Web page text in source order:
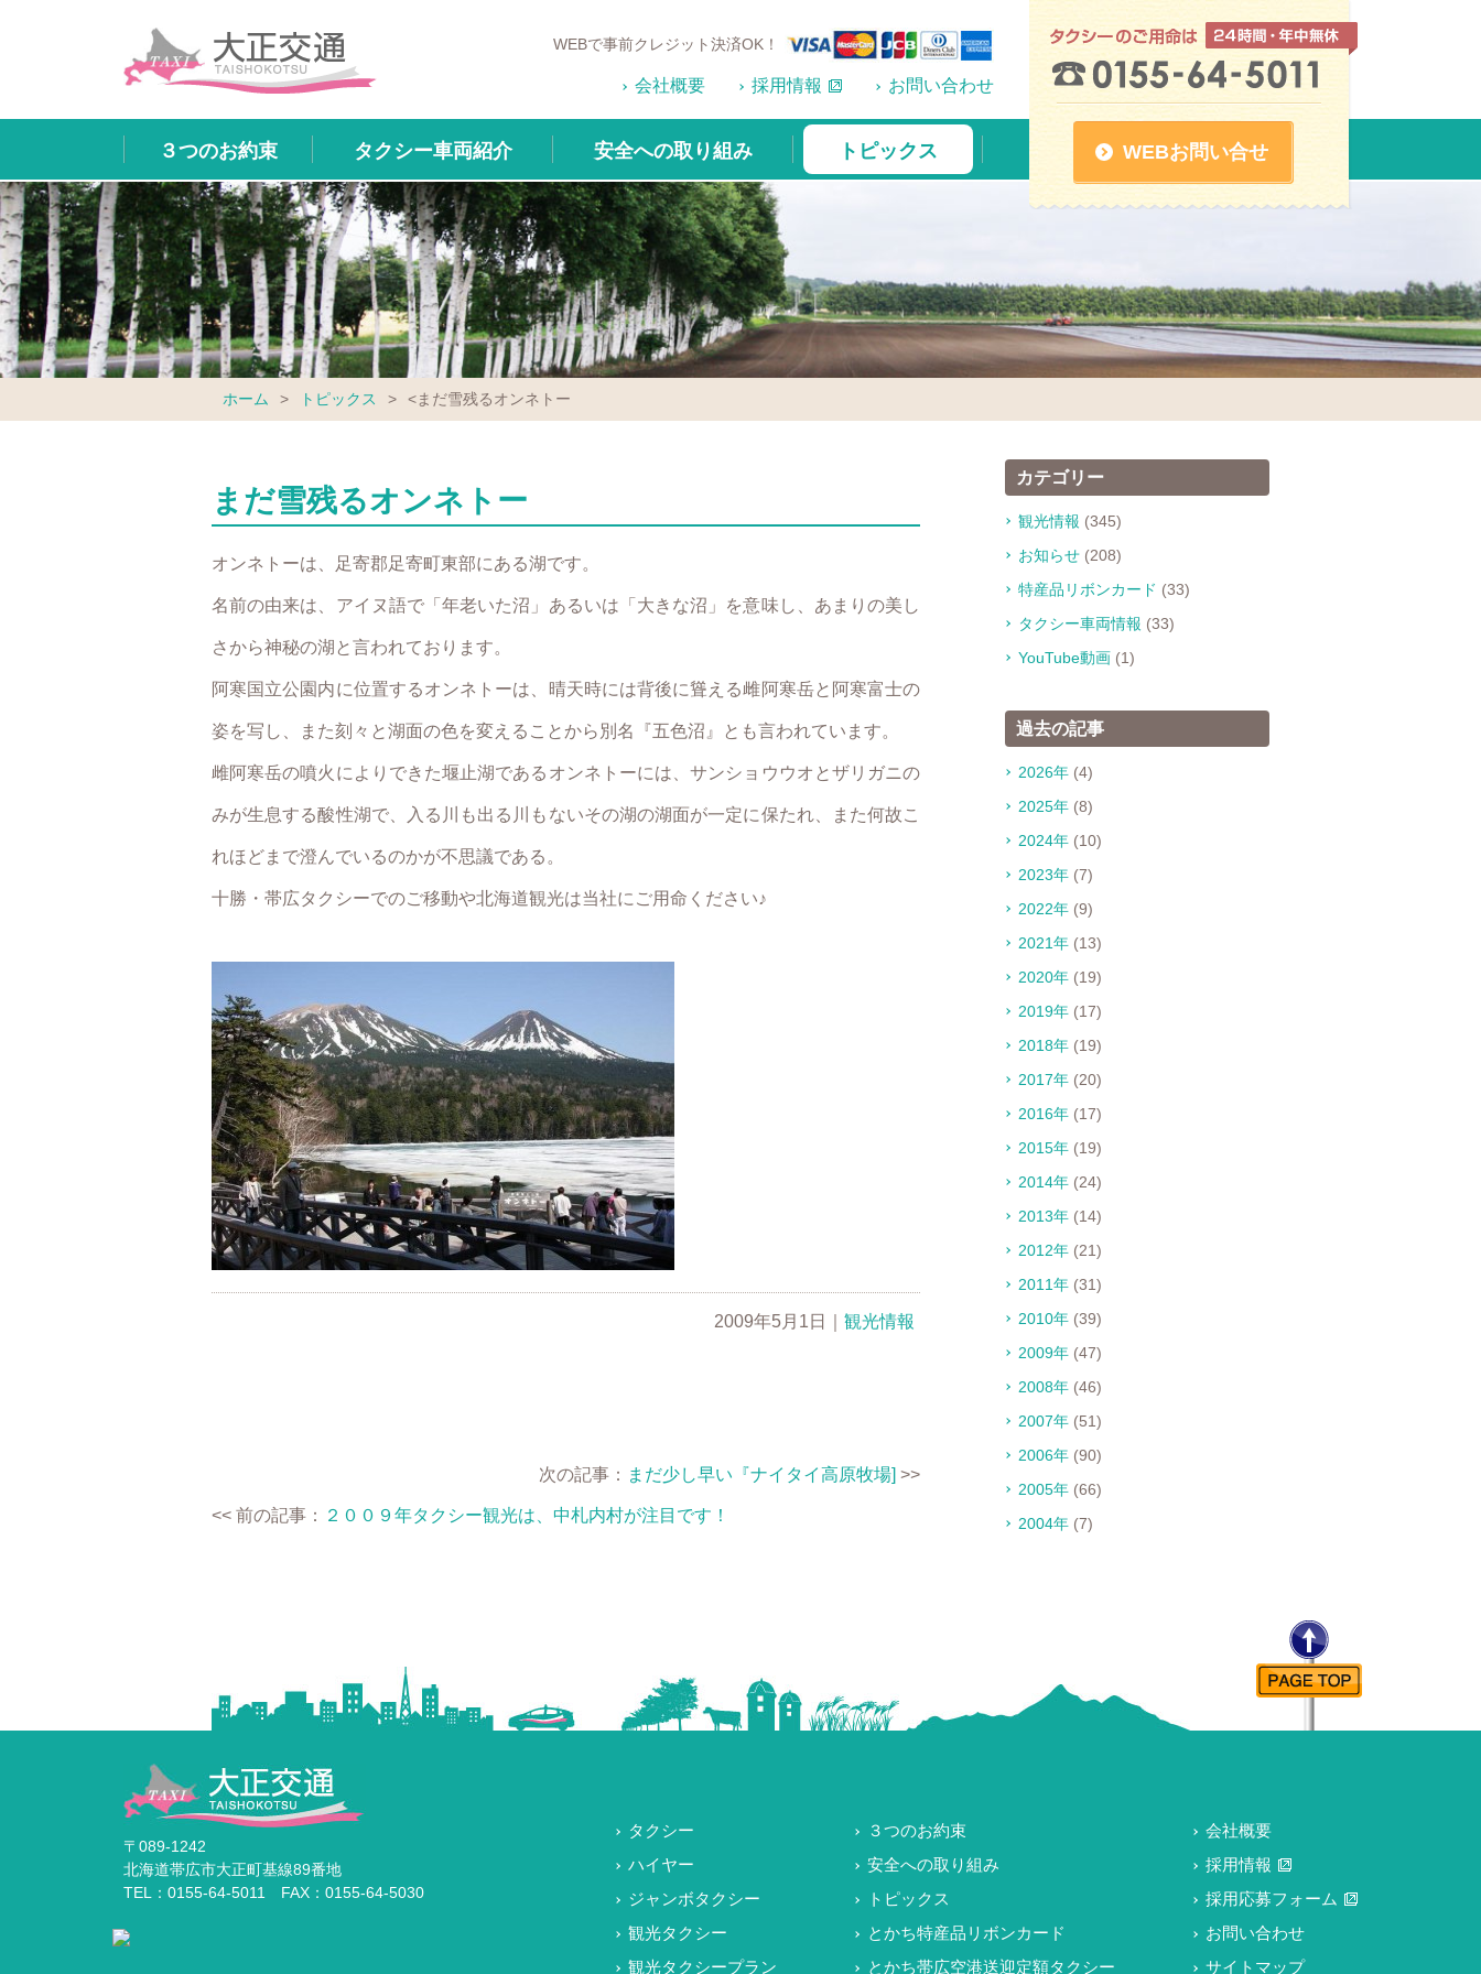
WEBお問い合せ
WEBで事前クレジット決済OK！
お問い合わせ
採用情報
会社概要
３つのお約束 タクシー車両紹介 安全への取り組み トピックス
ホーム > トピックス > <まだ雪残るオンネトー
まだ雪残るオンネトー
オンネトーは、足寄郡足寄町東部にある湖です。
名前の由来は、アイヌ語で「年老いた沼」あるいは「大きな沼」を意味し、あまりの美し
さから神秘の湖と言われております。
阿寒国立公園内に位置するオンネトーは、晴天時には背後に聳える雌阿寒岳と阿寒富士の
姿を写し、また刻々と湖面の色を変えることから別名『五色沼』とも言われています。
雌阿寒岳の噴火によりできた堰止湖であるオンネトーには、サンショウウオとザリガニの
みが生息する酸性湖で、入る川も出る川もないその湖の湖面が一定に保たれ、また何故こ
れほどまで澄んでいるのかが不思議である。
十勝・帯広タクシーでのご移動や北海道観光は当社にご用命ください♪
2009年5月1日 ｜観光情報
次の記事： まだ少し早い『ナイタイ高原牧場] >>
<< 前の記事： ２００９年タクシー観光は、中札内村が注目です！
カテゴリー
観光情報 (345)
お知らせ (208)
特産品リボンカード (33)
タクシー車両情報 (33)
YouTube動画 (1)
過去の記事
2026年 (4)
2025年 (8)
2024年 (10)
2023年 (7)
2022年 (9)
2021年 (13)
2020年 (19)
2019年 (17)
2018年 (19)
2017年 (20)
2016年 (17)
2015年 (19)
2014年 (24)
2013年 (14)
2012年 (21)
2011年 (31)
2010年 (39)
2009年 (47)
2008年 (46)
2007年 (51)
2006年 (90)
2005年 (66)
2004年 (7)
〒089-1242
北海道帯広市大正町基線89番地
TEL：0155-64-5011 FAX：0155-64-5030
タクシー
ハイヤー
ジャンボタクシー
観光タクシー
観光タクシープラン
３つのお約束
安全への取り組み
トピックス
とかち特産品リボンカード
とかち帯広空港送迎定額タクシー
会社概要
採用情報
採用応募フォーム
お問い合わせ
サイトマップ